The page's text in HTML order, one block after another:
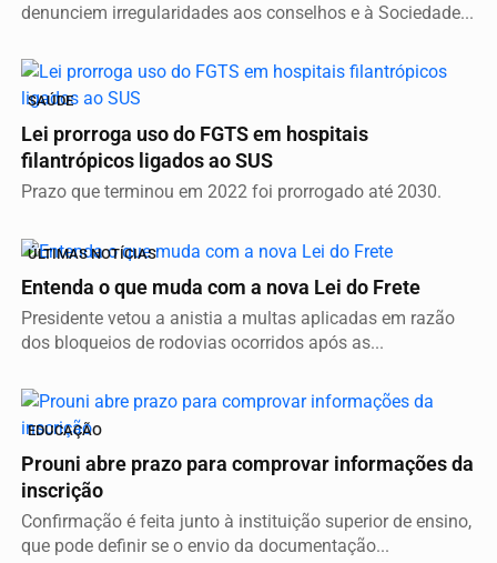
denunciem irregularidades aos conselhos e à Sociedade...
SAÚDE
Lei prorroga uso do FGTS em hospitais
filantrópicos ligados ao SUS
Prazo que terminou em 2022 foi prorrogado até 2030.
ÚLTIMAS NOTÍCIAS
Entenda o que muda com a nova Lei do Frete
Presidente vetou a anistia a multas aplicadas em razão
dos bloqueios de rodovias ocorridos após as...
EDUCAÇÃO
Prouni abre prazo para comprovar informações da
inscrição
Confirmação é feita junto à instituição superior de ensino,
que pode definir se o envio da documentação...